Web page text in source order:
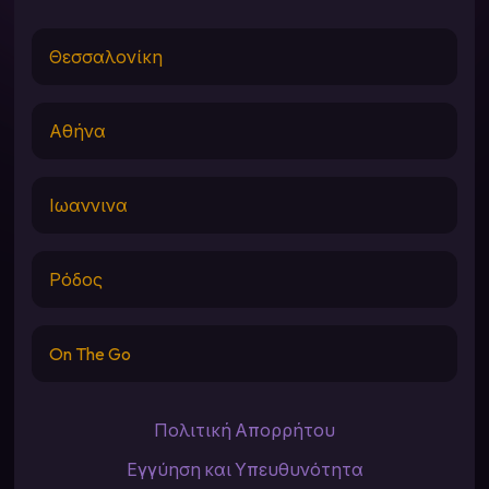
Θεσσαλονίκη
Αθήνα
Ιωαννινα
Ρόδος
On The Go
Πολιτική Απορρήτου
Εγγύηση και Υπευθυνότητα